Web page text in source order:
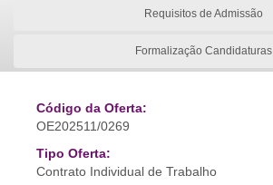
Requisitos de Admissão
Formalização Candidaturas
Código da Oferta:
OE202511/0269
Tipo Oferta:
Contrato Individual de Trabalho